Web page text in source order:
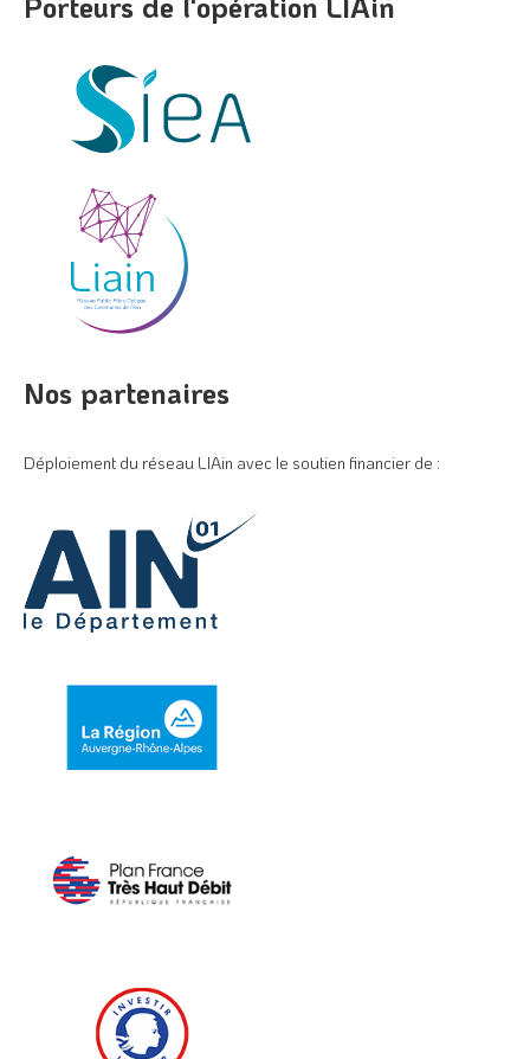
Nos partenaires
Déploiement du réseau LIAin avec le soutien financier de :